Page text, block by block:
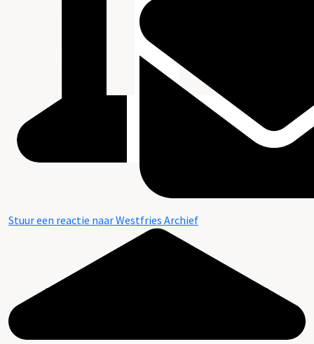
Stuur een reactie naar Westfries Archief